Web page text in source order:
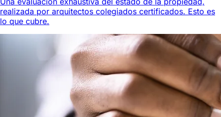
realizada por arquitectos colegiados certificados. Esto es
lo que cubre.